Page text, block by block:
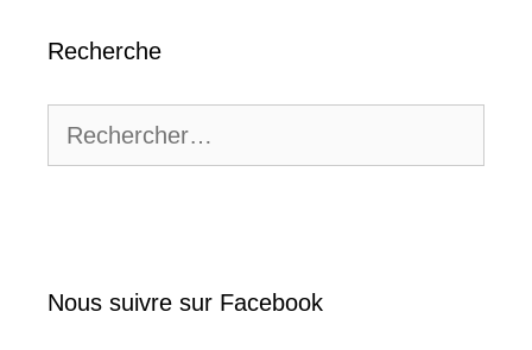
Recherche
Nous suivre sur Facebook